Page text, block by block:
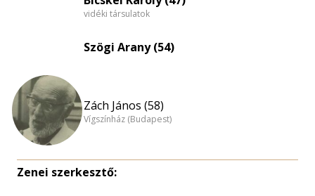
vidéki társulatok
Szögi Arany (54)
Zách János (58)
Vígszínház (Budapest)
Zenei szerkesztő: